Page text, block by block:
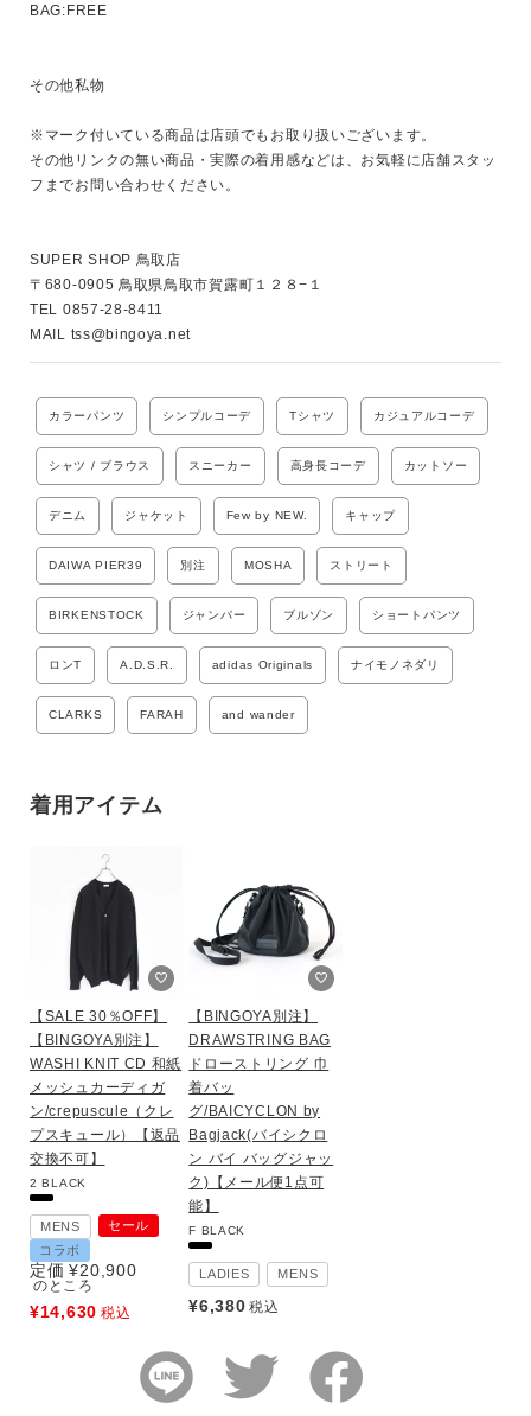
BAG:FREE
その他私物
※マーク付いている商品は店頭でもお取り扱いございます。
その他リンクの無い商品・実際の着用感などは、お気軽に店舗スタッ
フまでお問い合わせください。
SUPER SHOP 鳥取店
〒680-0905 鳥取県鳥取市賀露町１２８−１
TEL 0857-28-8411
MAIL tss@bingoya.net
カラーパンツ シンプルコーデ Tシャツ カジュアルコーデ
シャツ / ブラウス スニーカー 高身長コーデ カットソー
デニム ジャケット Few by NEW. キャップ
DAIWA PIER39 別注 MOSHA ストリート
BIRKENSTOCK ジャンパー ブルゾン ショートパンツ
ロンT A.D.S.R. adidas Originals ナイモノネダリ
CLARKS FARAH and wander
着用アイテム
【SALE 30％OFF】
【BINGOYA別注】
WASHI KNIT CD 和紙
メッシュカーディガ
ン/crepuscule（クレ
プスキュール）【返品
交換不可】
2 BLACK
MENS
セール
コラボ
定価 ¥20,900
のところ
¥14,630 税込
【BINGOYA別注】
DRAWSTRING BAG
ドローストリング 巾
着バッ
グ/BAICYCLON by
Bagjack(バイシクロ
ン バイ バッグジャッ
ク)【メール便1点可
能】
F BLACK
LADIES MENS
¥6,380 税込